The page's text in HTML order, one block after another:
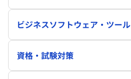
ビジネスソフトウェア・ツール
資格・試験対策